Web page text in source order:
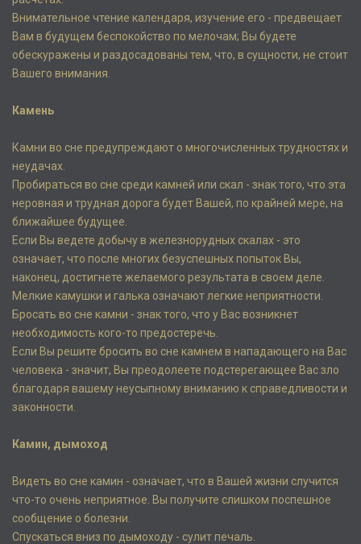
Внимательное чтение календаря, изучение его - предвещает
Вам в будущем беспокойство по мелочам; Вы будете
обескуражены и раздосадованы тем, что, в сущности, не стоит
Вашего внимания.
Камень
Камни во сне предупреждают о многочисленных трудностях и
неудачах.
Пробираться во сне среди камней или скал - знак того, что эта
неровная и трудная дорога будет Вашей, по крайней мере, на
ближайшее будущее.
Если Вы ведете добычу в железнорудных скалах - это
означает, что после многих безуспешных попыток Вы,
наконец, достигнете желаемого результата в своем деле.
Мелкие камушки и галька означают легкие неприятности.
Бросать во сне камни - знак того, что у Вас возникнет
необходимость кого-то предостеречь.
Если Вы решите бросить во сне камнем в нападающего на Вас
человека - значит, Вы преодолеете подстерегающее Вас зло
благодаря вашему неусыпному вниманию к справедливости и
законности.
Камин, дымоход
Видеть во сне камин - означает, что в Вашей жизни случится
что-то очень неприятное. Вы получите слишком поспешное
сообщение о болезни.
Спускаться вниз по дымоходу - сулит печаль.